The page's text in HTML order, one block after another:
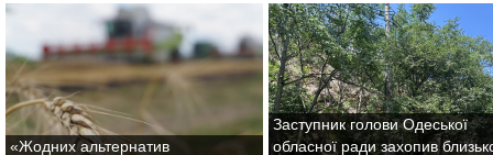
«Жодних альтернатив
Заступник голови Одеської
обласної ради захопив